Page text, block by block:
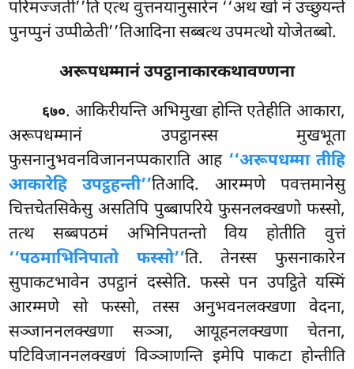
परिमज्जती’’ति एत्थ वुत्तनयानुसारेन ‘‘अथ खो नं उच्छुयन्ते
पुनप्पुनं उप्पीळेती’’तिआदिना सब्बत्थ उपमत्थो योजेतब्बो.
अरूपधम्मानं उपट्ठानाकारकथावण्णना
६७०. आकिरीयन्तिअभिमुखा होन्ति एतेहीति आकारा,
अरूपधम्मानं उपट्ठानस्स मुखभूता
फुसनानुभवनविजाननप्पकाराति आह ‘‘अरूपधम्मा तीहि
आकारेहि उपट्ठहन्ती’’तिआदि. आरम्मणे पवत्तमानेसु
चित्तचेतसिकेसु असतिपि पुब्बापरिये फुसनलक्खणो फस्सो,
तत्थ सब्बपठमं अभिनिपतन्तो विय होतीति वुत्तं
‘‘पठमाभिनिपातो फस्सो’’ति. तेनस्स फुसनाकारेन
सुपाकटभावेन उपट्ठानं दस्सेति. फस्से पन उपट्ठिते यस्मिं
आरम्मणे सो फस्सो, तस्स अनुभवनलक्खणा वेदना,
सञ्जाननलक्खणा सञ्ञा, आयूहनलक्खणा चेतना,
पटिविजाननलक्खणं विञ्ञाणन्ति इमेपि पाकटा होन्तीति